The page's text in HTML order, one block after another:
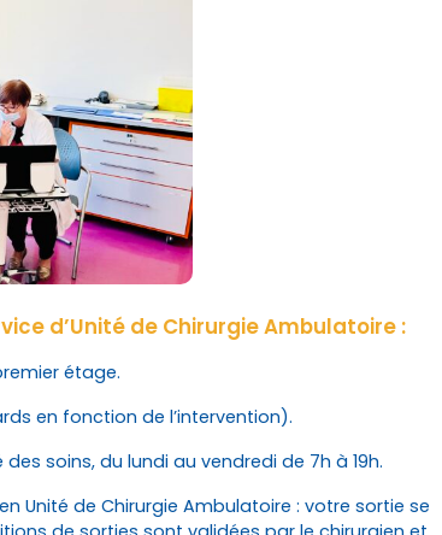
d’Unité de Chirurgie Ambulatoire :
étage.
en fonction de l’intervention).
soins, du lundi au vendredi de 7h à 19h.
Unité de Chirurgie Ambulatoire : votre sortie se